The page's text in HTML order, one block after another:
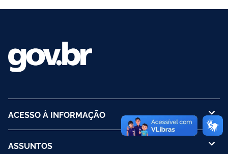
ACESSO À INFORMAÇÃO
ASSUNTOS